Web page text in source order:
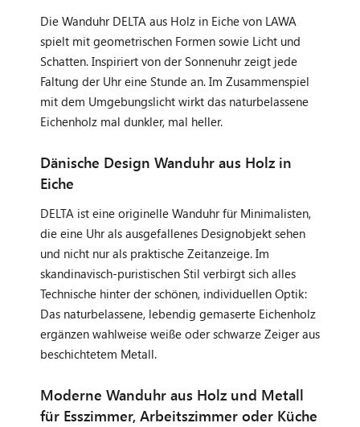
Die Wanduhr DELTA aus Holz in Eiche von LAWA
spielt mit geometrischen Formen sowie Licht und
Schatten. Inspiriert von der Sonnenuhr zeigt jede
Faltung der Uhr eine Stunde an. Im Zusammenspiel
mit dem Umgebungslicht wirkt das naturbelassene
Eichenholz mal dunkler, mal heller.
Dänische Design Wanduhr aus Holz in
Eiche
DELTA ist eine originelle Wanduhr für Minimalisten,
die eine Uhr als ausgefallenes Designobjekt sehen
und nicht nur als praktische Zeitanzeige. Im
skandinavisch-puristischen Stil verbirgt sich alles
Technische hinter der schönen, individuellen Optik:
Das naturbelassene, lebendig gemaserte Eichenholz
ergänzen wahlweise weiße oder schwarze Zeiger aus
beschichtetem Metall.
Moderne Wanduhr aus Holz und Metall
für Esszimmer, Arbeitszimmer oder Küche